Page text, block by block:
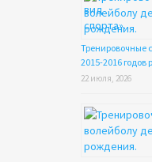
Тренировочные
2015-2016 годов
22 июля, 2026